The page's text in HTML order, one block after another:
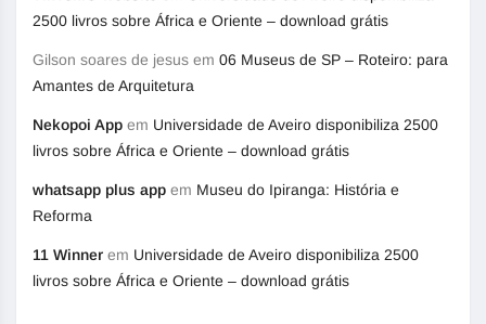
2500 livros sobre África e Oriente – download grátis
Gilson soares de jesus em 06 Museus de SP – Roteiro: para
Amantes de Arquitetura
Nekopoi App em Universidade de Aveiro disponibiliza 2500
livros sobre África e Oriente – download grátis
whatsapp plus app em Museu do Ipiranga: História e
Reforma
11 Winner em Universidade de Aveiro disponibiliza 2500
livros sobre África e Oriente – download grátis